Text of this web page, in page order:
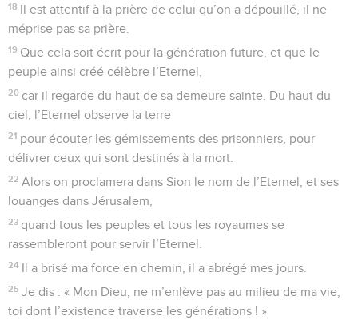
18 Il est attentif à la prière de celui qu’on a dépouillé, il ne
méprise pas sa prière.
19 Que cela soit écrit pour la génération future, et que le
peuple ainsi créé célèbre l’Eternel,
20 car il regarde du haut de sa demeure sainte. Du haut du
ciel, l’Eternel observe la terre
21 pour écouter les gémissements des prisonniers, pour
délivrer ceux qui sont destinés à la mort.
22 Alors on proclamera dans Sion le nom de l’Eternel, et ses
louanges dans Jérusalem,
23 quand tous les peuples et tous les royaumes se
rassembleront pour servir l’Eternel.
24 Il a brisé ma force en chemin, il a abrégé mes jours.
25 Je dis : « Mon Dieu, ne m’enlève pas au milieu de ma vie,
toi dont l’existence traverse les générations ! »